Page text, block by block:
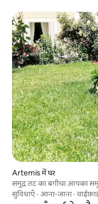
Artemis में घर
समुद्र तट का बगीचा आपका
सुविधाएँ · आना-जाना ·